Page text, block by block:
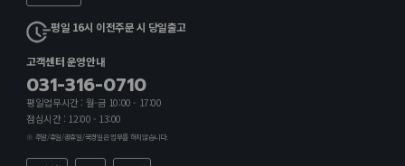
평일 16시 이전주문 시 당일출고
고객센터 운영안내
031-316-0710
평일업무시간 : 월-금 10:00 - 17:00
점심시간 : 12:00 - 13:00
※ 주말/휴일/공휴일/국경일은 업무를 하지않습니다.